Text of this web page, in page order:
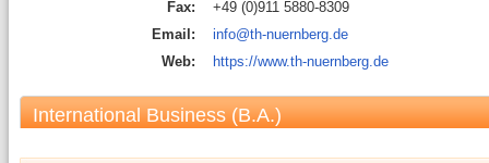
Fax:
+49 (0)911 5880-8309
Email:
info@th-nuernberg.de
Web:
https://www.th-nuernberg.de
International Business (B.A.)